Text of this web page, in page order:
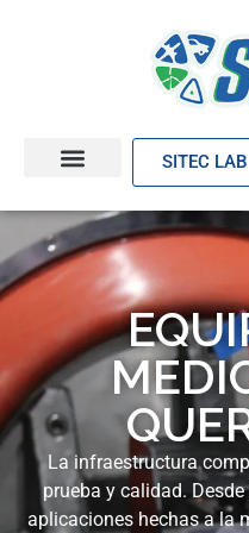
SITEC LAB
La infraestructura
prueba y calidad.
aplicaciones hechas a la